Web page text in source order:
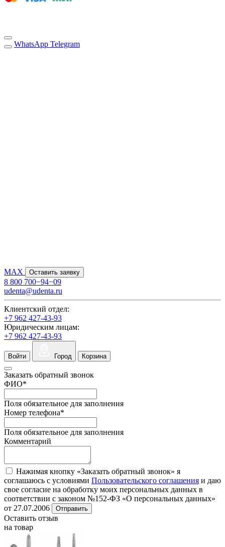
WhatsApp Telegram
MAX Оставить заявку
8 800 700−94−09
udenta@udenta.ru
Клиентский отдел:
+7 962 427-43-93
Юридическим лицам:
+7 962 427-43-93
Войти Город Корзина
Заказать обратный звонок
ФИО*
Поля обязательное для заполнения
Номер телефона*
Поля обязательное для заполнения
Комментарий
Нажимая кнопку «Заказать обратный звонок» я
соглашаюсь с условиями Пользовательского соглашения и даю
свое согласие на обработку моих персональных данных в
соответствии с законом №152-ФЗ «О персональных данных»
от 27.07.2006
Отправить
Оставить отзыв
на товар